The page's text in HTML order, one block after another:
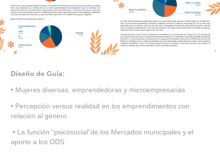
Diseño de Guía:
• Mujeres diversas, emprendedoras y microempresarias
• Percepción versus realidad en los emprendimientos con
relación al género
• La función “psicosocial”de los Mercados municipales y el
aporte a los ODS